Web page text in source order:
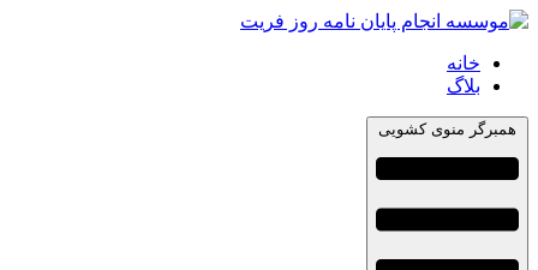
خانه
بلاگ
همبرگر منوی کشویی